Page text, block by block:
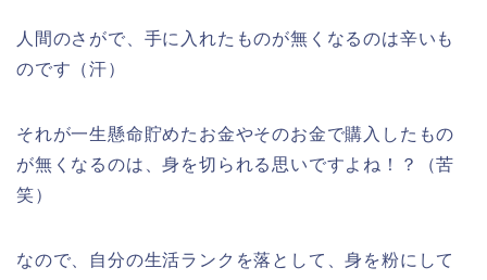
人間のさがで、手に入れたものが無くなるのは辛いも
のです（汗）
それが一生懸命貯めたお金やそのお金で購入したもの
が無くなるのは、身を切られる思いですよね！？（苦
笑）
なので、自分の生活ランクを落として、身を粉にして